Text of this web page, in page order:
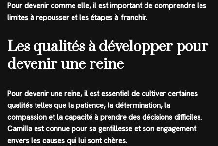
Pour devenir comme elle, il est important de comprendre les
limites à repousser et les étapes à franchir.
Les qualités à développer pour
devenir une reine
Pour devenir une reine, il est essentiel de cultiver certaines
qualités telles que la patience, la détermination, la
compassion et la capacité à prendre des décisions difficiles.
Camilla est connue pour sa gentillesse et son engagement
envers les causes qui lui sont chères.